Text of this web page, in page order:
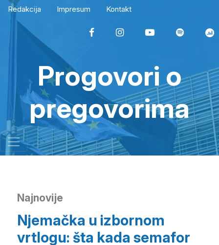
Redakcija Impresum Kontakt
Progovori o
pregovorima
Najnovije
Njemačka u izbornom
vrtlogu: šta kada semafor